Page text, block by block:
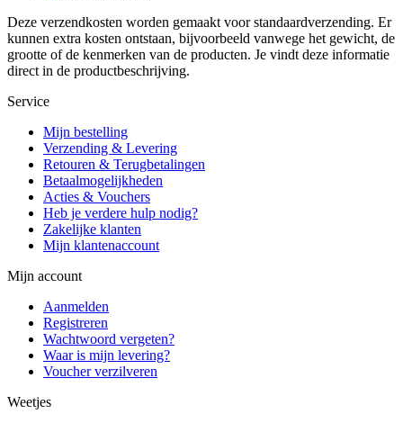
Deze verzendkosten worden gemaakt voor standaardverzending. Er
kunnen extra kosten ontstaan, bijvoorbeeld vanwege het gewicht, de
grootte of de kenmerken van de producten. Je vindt deze informatie
direct in de productbeschrijving.
Service
Mijn bestelling
Verzending & Levering
Retouren & Terugbetalingen
Betaalmogelijkheden
Acties & Vouchers
Heb je verdere hulp nodig?
Zakelijke klanten
Mijn klantenaccount
Mijn account
Aanmelden
Registreren
Wachtwoord vergeten?
Waar is mijn levering?
Voucher verzilveren
Weetjes